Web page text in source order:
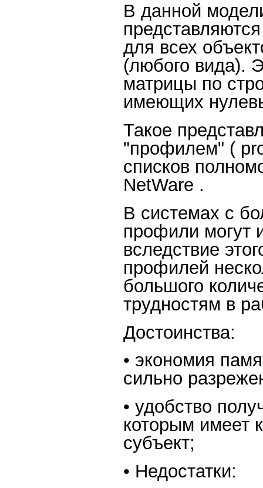
В данной
для всех
(любого вида).
матрицы по
имеющих
Такое
"профилем" (
списков
NetWare .
В системах с
профили могут
вследствие
профилей
большого
трудностям в
Достоинства:
• экономия
сильно
• удобство
которым имеет
субъект;
• Недостатки: